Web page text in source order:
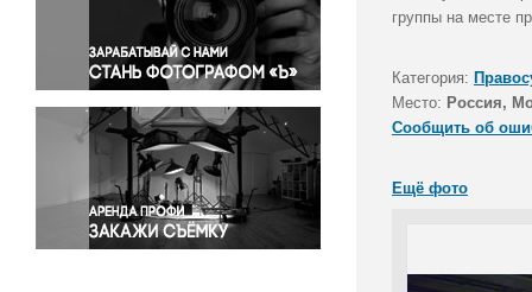
Правосудие
Происшествия и конфликты
Религия
Светская жизнь
Спорт
Экология
Экономика и бизнес
группы на месте
Категория:
Место: Россия,
Сообщить об
Ещё фото